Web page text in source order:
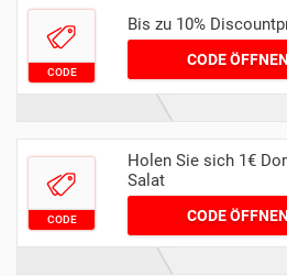
CODE
Bis zu 10%
CODE ÖFFNEN
CODE
Holen Sie sich 1€
Salat
CODE ÖFFNEN